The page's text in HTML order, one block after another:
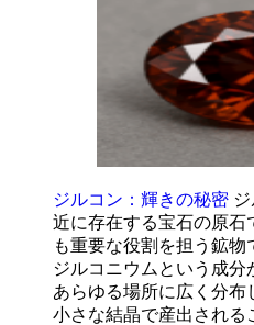
ジルコン：輝きの秘密
近に存在する宝石の原石
も重要な役割を担う鉱
ジルコニウムという成
あらゆる場所に広く分布
小さな結晶で産出される